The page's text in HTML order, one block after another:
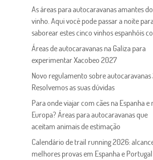
As áreas para autocaravanas amantes do
vinho. Aqui você pode passar a noite
saborear estes cinco vinhos espanhóis
Áreas de autocaravanas na Galiza para
experimentar Xacobeo 2027
Novo regulamento sobre
Resolvemos as suas dúvidas
Para onde viajar com cães na Espanha e
Europa? Áreas para autocaravanas que
aceitam animais de estimação
Calendário de trail running 2026:
melhores provas em Espanha e